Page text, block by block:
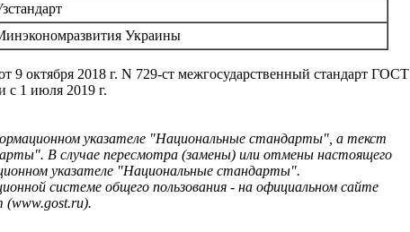
Украины
октября 2018 г. N 729-ст межгосударственный стандарт ГОСТ
с 1 июля 2019 г.
указателе "Национальные стандарты", а текст
В случае пересмотра (замены) или отмены настоящего
указателе "Национальные стандарты".
системе общего пользования - на официальном сайте
(www.gost.ru).